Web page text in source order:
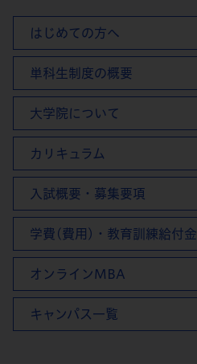
はじめての方へ
単科生制度の概要
大学院について
カリキュラム
入試概要・募集要項
学費(費用)・教育訓練給付金
オンラインMBA
キャンパス一覧